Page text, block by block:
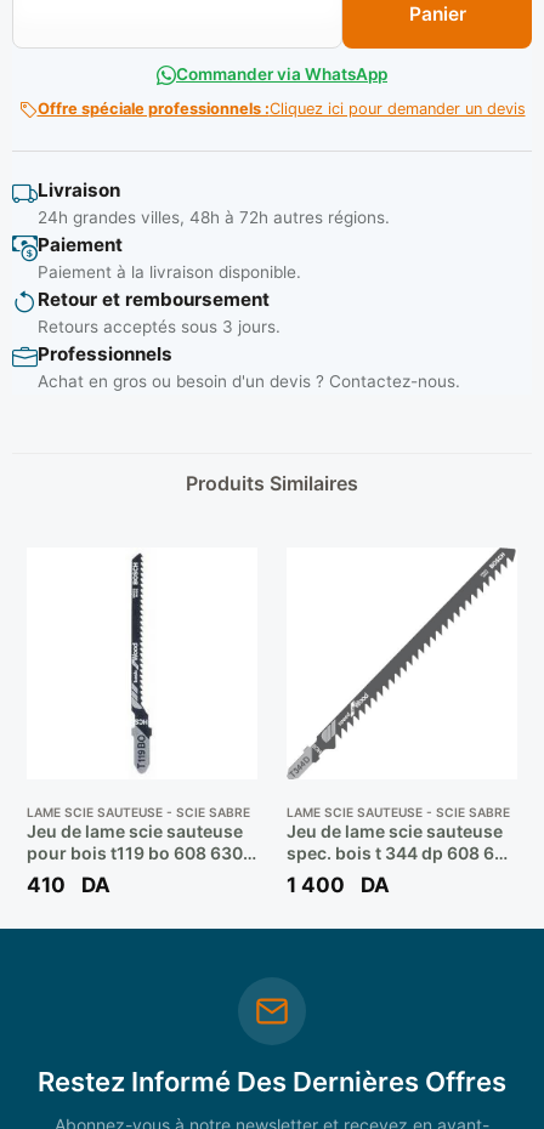
Panier
Commander via WhatsApp
Offre spéciale professionnels :Cliquez ici pour demander un devis
Livraison
24h grandes villes, 48h à 72h autres régions.
Paiement
Paiement à la livraison disponible.
Retour et remboursement
Retours acceptés sous 3 jours.
Professionnels
Achat en gros ou besoin d'un devis ? Contactez-nous.
Produits Similaires
LAME SCIE SAUTEUSE - SCIE SABRE
Jeu de lame scie sauteuse
pour bois t119 bo 608 630
310 ** BOSCH
410 DA
LAME SCIE SAUTEUSE - SCIE SABRE
Jeu de lame scie sauteuse
spec. bois t 344 dp 608 633
a36 ** BOSCH
1 400 DA
Restez Informé Des Dernières Offres
Abonnez-vous à notre newsletter et recevez en avant-